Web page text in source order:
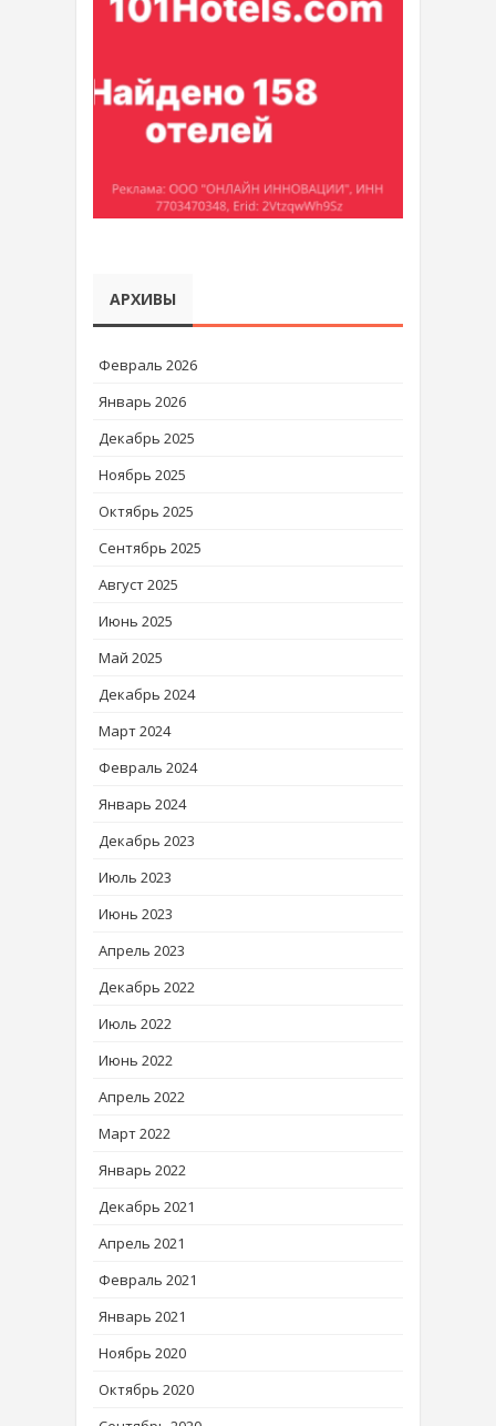
АРХИВЫ
Февраль 2026
Январь 2026
Декабрь 2025
Ноябрь 2025
Октябрь 2025
Сентябрь 2025
Август 2025
Июнь 2025
Май 2025
Декабрь 2024
Март 2024
Февраль 2024
Январь 2024
Декабрь 2023
Июль 2023
Июнь 2023
Апрель 2023
Декабрь 2022
Июль 2022
Июнь 2022
Апрель 2022
Март 2022
Январь 2022
Декабрь 2021
Апрель 2021
Февраль 2021
Январь 2021
Ноябрь 2020
Октябрь 2020